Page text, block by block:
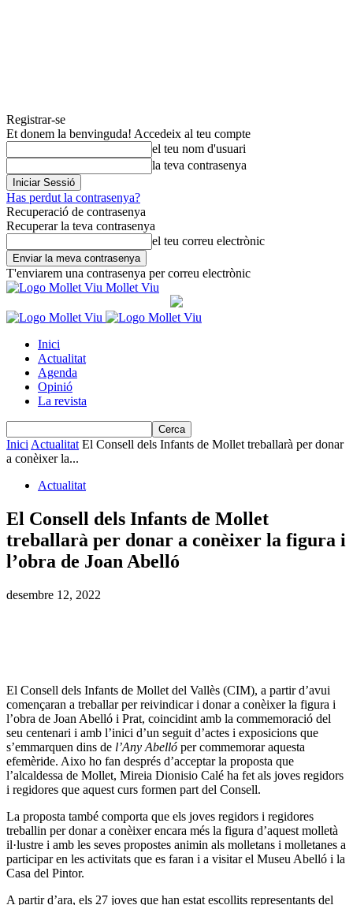
Registrar-se
Et donem la benvinguda! Accedeix al teu compte
el teu nom d'usuari
la teva contrasenya
Has perdut la contrasenya?
Recuperació de contrasenya
Recuperar la teva contrasenya
el teu correu electrònic
T'enviarem una contrasenya per correu electrònic
Mollet Viu
Inici
Actualitat
Agenda
Opinió
La revista
Inici Actualitat El Consell dels Infants de Mollet treballarà per donar
a conèixer la...
Actualitat
El Consell dels Infants de Mollet
treballarà per donar a conèixer la figura i
l’obra de Joan Abelló
desembre 12, 2022
El Consell dels Infants de Mollet del Vallès (CIM), a partir d’avui
començaran a treballar per reivindicar i donar a conèixer la figura i
l’obra de Joan Abelló i Prat, coincidint amb la commemoració del
seu centenari i amb l’inici d’un seguit d’actes i exposicions que
s’emmarquen dins de l’Any Abelló per commemorar aquesta
efemèride. Aixo ho fan després d’acceptar la proposta que
l’alcaldessa de Mollet, Mireia Dionisio Calé ha fet als joves regidors
i regidores que aquest curs formen part del Consell.
La proposta també comporta que els joves regidors i regidores
treballin per donar a conèixer encara més la figura d’aquest molletà
il·lustre i amb les seves propostes animin als molletans i molletanes a
participar en les activitats que es faran i a visitar el Museu Abelló i la
Casa del Pintor.
A partir d’ara, els 27 joves que han estat escollits representants del